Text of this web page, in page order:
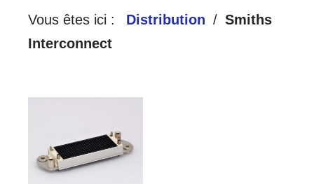
Vous êtes ici : Distribution
Smiths
Interconnect